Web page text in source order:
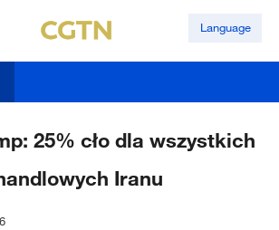
Language
25% cło dla wszystkich
Iranu